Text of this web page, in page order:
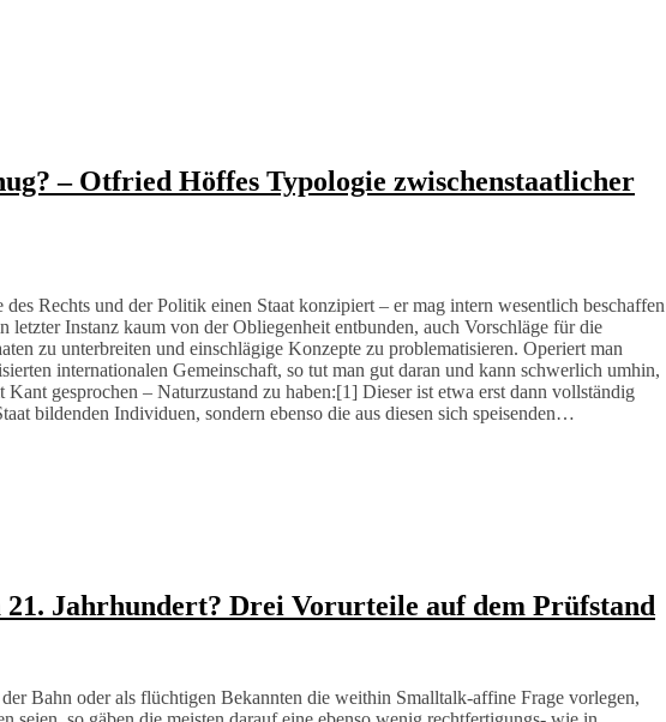
– Otfried Höffes Typologie zwischenstaatlicher
Rechts und der Politik einen Staat konzipiert – er mag intern wesentlich beschaffen
letzter Instanz kaum von der Obliegenheit entbunden, auch Vorschläge für die
zu unterbreiten und einschlägige Konzepte zu problematisieren. Operiert man
internationalen Gemeinschaft, so tut man gut daran und kann schwerlich umhin,
gesprochen – Naturzustand zu haben:[1] Dieser ist etwa erst dann vollständig
bildenden Individuen, sondern ebenso die aus diesen sich speisenden…
Jahrhundert? Drei Vorurteile auf dem Prüfstand
Bahn oder als flüchtigen Bekannten die weithin Smalltalk-affine Frage vorlegen,